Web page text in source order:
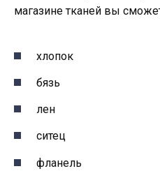
магазине тканей вы
хлопок
бязь
лен
ситец
фланель